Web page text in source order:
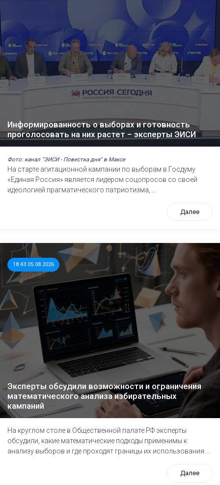
Информированность о выборах и готовность
проголосовать на них растет – эксперты ЭИСИ
Фото: канал "ЭИСИ - Повестка дня" в Максе
На старте агитационной кампании по выборам в Госдуму
«Единая Россия» является лидером соцопросов со своей
идеологией прагматического патриотизма, ...
Далее
18:43 05.08.2026
Эксперты обсудили возможности и ограничения
математического анализа избирательных
кампаний
На круглом столе в Общественной палате РФ эксперты
обсудили, какие математические подходы применимы к
анализу выборов и где проходят границы их использования....
Далее